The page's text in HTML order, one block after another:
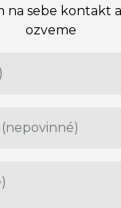
na sebe kontakt
ozveme